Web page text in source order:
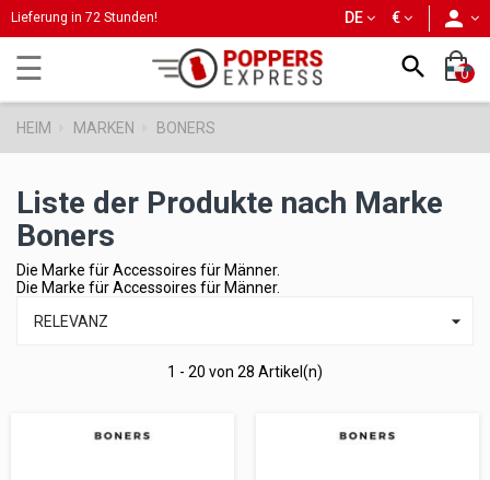
Lieferung in 72 Stunden! €
DE
Umschalten
der
Navigation
☰  0
HEIM MARKEN BONERS
Liste der Produkte nach Marke
Boners
Die Marke für Accessoires für Männer.
Die Marke für Accessoires für Männer.
RELEVANZ

1 - 20 von 28 Artikel(n)